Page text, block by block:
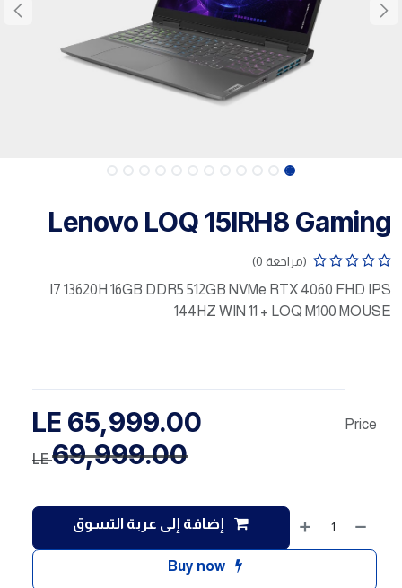
Lenovo LOQ 15IRH8 Gaming
(مراجعة 0)
I7 13620H 16GB DDR5 512GB NVMe RTX 4060 FHD IPS
144HZ WIN 11 + LOQ M100 MOUSE
إضافة إلى عربة التسوق
Buy now
Price
65,999.00
69,999.00
LE